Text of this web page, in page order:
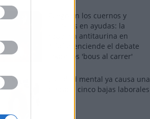
Fuego en los cuernos y
millones en ayudas: la
rebelión antitaurina en
Alfafar enciende el debate
sobre los 'bous al carrer'
La salud mental ya causa una
de cada cinco bajas laborales